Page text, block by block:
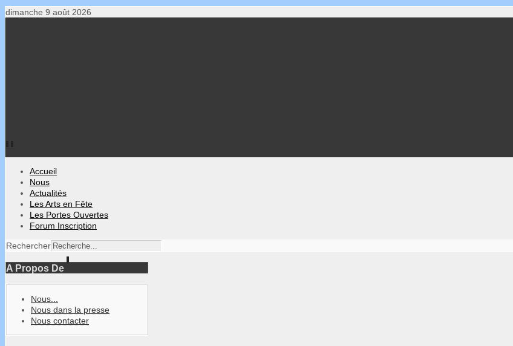
dimanche 9 août 2026
Accueil
Nous
Actualités
Les Arts en Fête
Les Portes Ouvertes
Forum Inscription
Rechercher
A Propos De
Nous...
Nous dans la presse
Nous contacter